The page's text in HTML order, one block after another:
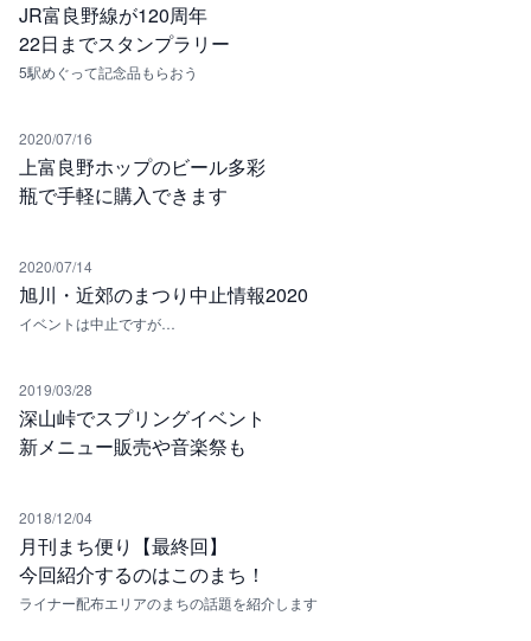
JR富良野線が120周年
22日までスタンプラリー
5駅めぐって記念品もらおう
2020/07/16
上富良野ホップのビール多彩
瓶で手軽に購入できます
2020/07/14
旭川・近郊のまつり中止情報2020
イベントは中止ですが…
2019/03/28
深山峠でスプリングイベント
新メニュー販売や音楽祭も
2018/12/04
月刊まち便り【最終回】
今回紹介するのはこのまち！
ライナー配布エリアのまちの話題を紹介します